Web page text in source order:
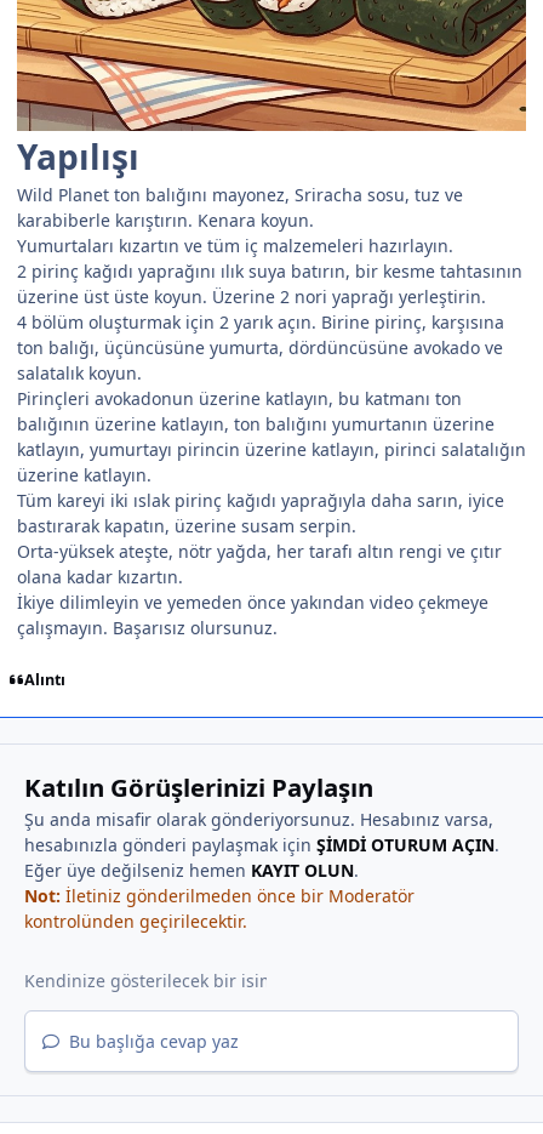
Yapılışı
Wild Planet ton balığını mayonez, Sriracha sosu, tuz ve
karabiberle karıştırın. Kenara koyun.
Yumurtaları kızartın ve tüm iç malzemeleri hazırlayın.
2 pirinç kağıdı yaprağını ılık suya batırın, bir kesme tahtasının
üzerine üst üste koyun. Üzerine 2 nori yaprağı yerleştirin.
4 bölüm oluşturmak için 2 yarık açın. Birine pirinç, karşısına
ton balığı, üçüncüsüne yumurta, dördüncüsüne avokado ve
salatalık koyun.
Pirinçleri avokadonun üzerine katlayın, bu katmanı ton
balığının üzerine katlayın, ton balığını yumurtanın üzerine
katlayın, yumurtayı pirincin üzerine katlayın, pirinci salatalığın
üzerine katlayın.
Tüm kareyi iki ıslak pirinç kağıdı yaprağıyla daha sarın, iyice
bastırarak kapatın, üzerine susam serpin.
Orta-yüksek ateşte, nötr yağda, her tarafı altın rengi ve çıtır
olana kadar kızartın.
İkiye dilimleyin ve yemeden önce yakından video çekmeye
çalışmayın. Başarısız olursunuz.
Alıntı
Katılın Görüşlerinizi Paylaşın
Şu anda misafir olarak gönderiyorsunuz. Hesabınız varsa,
hesabınızla gönderi paylaşmak için ŞİMDİ OTURUM AÇIN.
Eğer üye değilseniz hemen KAYIT OLUN.
Not: İletiniz gönderilmeden önce bir Moderatör
kontrolünden geçirilecektir.
Bu başlığa cevap yaz